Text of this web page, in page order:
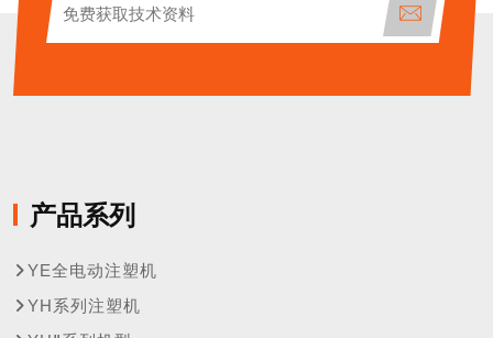
产品系列
YE全电动注塑机
YH系列注塑机